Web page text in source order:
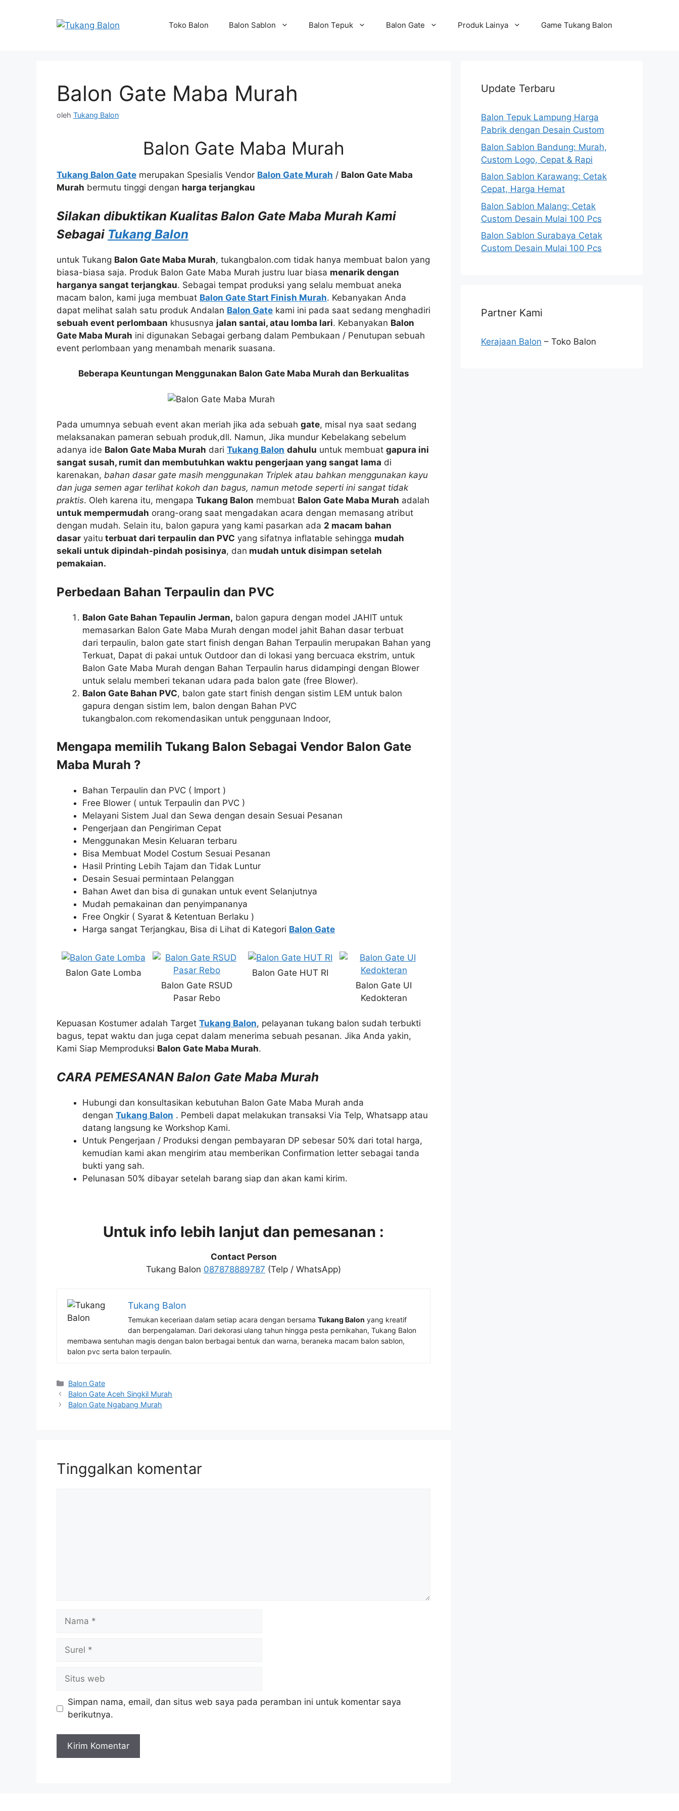
Toko Balon Balon Sablon Balon Tepuk Balon Gate Produk Lainya Game Tukang Balon
Balon Gate Maba Murah
oleh Tukang Balon
Balon Gate Maba Murah
Tukang Balon Gate merupakan Spesialis Vendor Balon Gate Murah / Balon Gate Maba
Murah bermutu tinggi dengan harga terjangkau
Silakan dibuktikan Kualitas Balon Gate Maba Murah Kami
Sebagai Tukang Balon
untuk Tukang Balon Gate Maba Murah, tukangbalon.com tidak hanya membuat balon yang
biasa-biasa saja. Produk Balon Gate Maba Murah justru luar biasa menarik dengan
harganya sangat terjangkau. Sebagai tempat produksi yang selalu membuat aneka
macam balon, kami juga membuat Balon Gate Start Finish Murah. Kebanyakan Anda
dapat melihat salah satu produk Andalan Balon Gate kami ini pada saat sedang menghadiri
sebuah event perlombaan khususnya jalan santai, atau lomba lari. Kebanyakan Balon
Gate Maba Murah ini digunakan Sebagai gerbang dalam Pembukaan / Penutupan sebuah
event perlombaan yang menambah menarik suasana.
Beberapa Keuntungan Menggunakan Balon Gate Maba Murah dan Berkualitas
Pada umumnya sebuah event akan meriah jika ada sebuah gate, misal nya saat sedang
melaksanakan pameran sebuah produk,dll. Namun, Jika mundur Kebelakang sebelum
adanya ide Balon Gate Maba Murah dari Tukang Balon dahulu untuk membuat gapura ini
sangat susah, rumit dan membutuhkan waktu pengerjaan yang sangat lama di
karenakan, bahan dasar gate masih menggunakan Triplek atau bahkan menggunakan kayu
dan juga semen agar terlihat kokoh dan bagus, namun metode seperti ini sangat tidak
praktis. Oleh karena itu, mengapa Tukang Balon membuat Balon Gate Maba Murah adalah
untuk mempermudah orang-orang saat mengadakan acara dengan memasang atribut
dengan mudah. Selain itu, balon gapura yang kami pasarkan ada 2 macam bahan
dasar yaitu terbuat dari terpaulin dan PVC yang sifatnya inflatable sehingga mudah
sekali untuk dipindah-pindah posisinya, dan mudah untuk disimpan setelah
pemakaian.
Perbedaan Bahan Terpaulin dan PVC
Balon Gate Bahan Tepaulin Jerman, balon gapura dengan model JAHIT untuk
memasarkan Balon Gate Maba Murah dengan model jahit Bahan dasar terbuat
dari terpaulin, balon gate start finish dengan Bahan Terpaulin merupakan Bahan yang
Terkuat, Dapat di pakai untuk Outdoor dan di lokasi yang bercuaca ekstrim, untuk
Balon Gate Maba Murah dengan Bahan Terpaulin harus didampingi dengan Blower
untuk selalu memberi tekanan udara pada balon gate (free Blower).
Balon Gate Bahan PVC, balon gate start finish dengan sistim LEM untuk balon
gapura dengan sistim lem, balon dengan Bahan PVC
tukangbalon.com rekomendasikan untuk penggunaan Indoor,
Mengapa memilih Tukang Balon Sebagai Vendor Balon Gate
Maba Murah ?
Bahan Terpaulin dan PVC ( Import )
Free Blower ( untuk Terpaulin dan PVC )
Melayani Sistem Jual dan Sewa dengan desain Sesuai Pesanan
Pengerjaan dan Pengiriman Cepat
Menggunakan Mesin Keluaran terbaru
Bisa Membuat Model Costum Sesuai Pesanan
Hasil Printing Lebih Tajam dan Tidak Luntur
Desain Sesuai permintaan Pelanggan
Bahan Awet dan bisa di gunakan untuk event Selanjutnya
Mudah pemakainan dan penyimpananya
Free Ongkir ( Syarat & Ketentuan Berlaku )
Harga sangat Terjangkau, Bisa di Lihat di Kategori Balon Gate
Balon Gate Lomba
Balon Gate RSUD
Pasar Rebo
Balon Gate HUT RI
Balon Gate UI
Kedokteran
Kepuasan Kostumer adalah Target Tukang Balon, pelayanan tukang balon sudah terbukti
bagus, tepat waktu dan juga cepat dalam menerima sebuah pesanan. Jika Anda yakin,
Kami Siap Memproduksi Balon Gate Maba Murah.
CARA PEMESANAN Balon Gate Maba Murah
Hubungi dan konsultasikan kebutuhan Balon Gate Maba Murah anda
dengan Tukang Balon . Pembeli dapat melakukan transaksi Via Telp, Whatsapp atau
datang langsung ke Workshop Kami.
Untuk Pengerjaan / Produksi dengan pembayaran DP sebesar 50% dari total harga,
kemudian kami akan mengirim atau memberikan Confirmation letter sebagai tanda
bukti yang sah.
Pelunasan 50% dibayar setelah barang siap dan akan kami kirim.
Untuk info lebih lanjut dan pemesanan :
Contact Person
Tukang Balon 087878889787 (Telp / WhatsApp)
Tukang Balon
Temukan keceriaan dalam setiap acara dengan bersama Tukang Balon yang kreatif
dan berpengalaman. Dari dekorasi ulang tahun hingga pesta pernikahan, Tukang Balon
membawa sentuhan magis dengan balon berbagai bentuk dan warna, beraneka macam balon sablon,
balon pvc serta balon terpaulin.
Kategori
Balon Gate
Balon Gate Aceh Singkil Murah
Balon Gate Ngabang Murah
Tinggalkan komentar
Nama
Surel
Situs
web
Simpan nama, email, dan situs web saya pada peramban ini untuk komentar saya
berikutnya.
Update Terbaru
Balon Tepuk Lampung Harga
Pabrik dengan Desain Custom
Balon Sablon Bandung: Murah,
Custom Logo, Cepat & Rapi
Balon Sablon Karawang: Cetak
Cepat, Harga Hemat
Balon Sablon Malang: Cetak
Custom Desain Mulai 100 Pcs
Balon Sablon Surabaya Cetak
Custom Desain Mulai 100 Pcs
Partner Kami
Kerajaan Balon – Toko Balon